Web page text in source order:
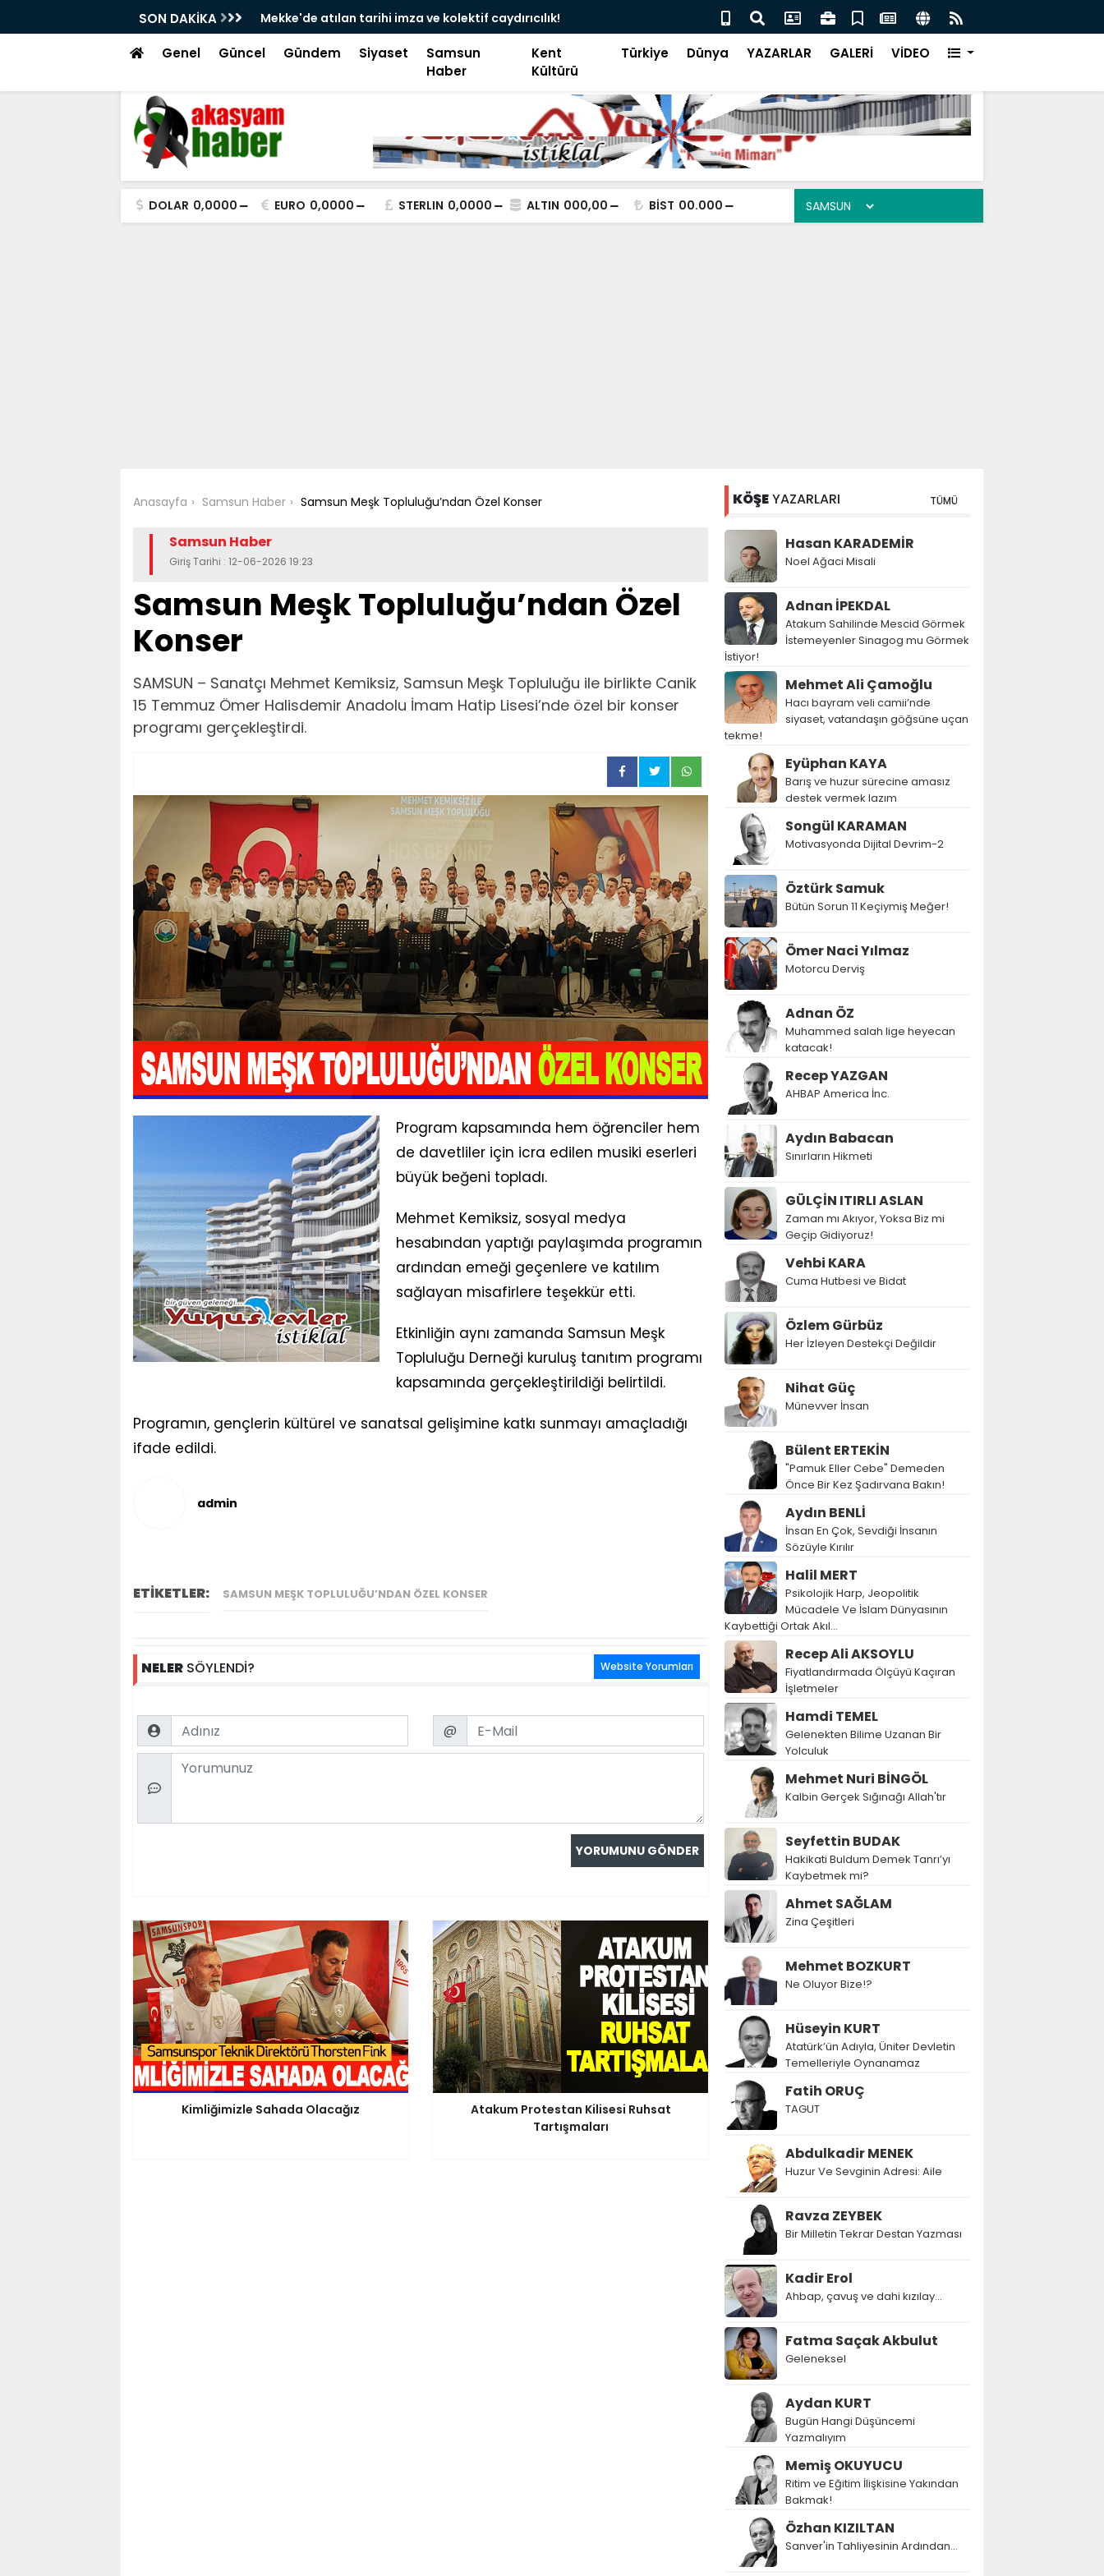
SON DAKİKA
ve kolektif caydırıcılık!
Atakum Sahilinde Mescid Görmek İstemeyenler Sinagog Mu
Görmek İstiyor!
Kimliğimizle Sahada Olacağız
Genel Güncel Gündem Siyaset
Samsun
Haber
Kent
Kültürü
Türkiye Dünya YAZARLAR GALERİ VİDEO
DOLAR 0,0000 EURO 0,0000 STERLIN 0,0000 ALTIN 000,00 BİST 00.000
Anasayfa Samsun Haber Samsun Meşk Topluluğu’ndan Özel Konser
Samsun Haber
Giriş Tarihi : 12-06-2026 19:23
Samsun Meşk Topluluğu’ndan Özel
Konser
SAMSUN – Sanatçı Mehmet Kemiksiz, Samsun Meşk Topluluğu ile birlikte Canik
15 Temmuz Ömer Halisdemir Anadolu İmam Hatip Lisesi’nde özel bir konser
programı gerçekleştirdi.
Program kapsamında hem öğrenciler hem
de davetliler için icra edilen musiki eserleri
büyük beğeni topladı.
Mehmet Kemiksiz, sosyal medya
hesabından yaptığı paylaşımda programın
ardından emeği geçenlere ve katılım
sağlayan misafirlere teşekkür etti.
Etkinliğin aynı zamanda Samsun Meşk
Topluluğu Derneği kuruluş tanıtım programı
kapsamında gerçekleştirildiği belirtildi.
Programın, gençlerin kültürel ve sanatsal gelişimine katkı sunmayı amaçladığı
ifade edildi.
admin
ETİKETLER: SAMSUN MEŞK TOPLULUĞU’NDAN ÖZEL KONSER
NELER SÖYLENDİ? Website Yorumları
Name Email
@
Comment
Kimliğimizle Sahada Olacağız
Atakum Protestan Kilisesi Ruhsat
Tartışmaları
KÖŞEYAZARLARI TÜMÜ
Hasan KARADEMİR
Noel Ağaci Misali
Adnan İPEKDAL
Atakum Sahilinde Mescid Görmek
İstemeyenler Sinagog mu Görmek
İstiyor!
Mehmet Ali Çamoğlu
Hacı bayram veli camii’nde
siyaset, vatandaşın göğsüne uçan
tekme!
Eyüphan KAYA
Barış ve huzur sürecine amasız
destek vermek lazım
Songül KARAMAN
Motivasyonda Dijital Devrim-2
Öztürk Samuk
Bütün Sorun 11 Keçiymiş Meğer!
Ömer Naci Yılmaz
Motorcu Derviş
Adnan ÖZ
Muhammed salah lige heyecan
katacak!
Recep YAZGAN
AHBAP America İnc.
Aydın Babacan
Sınırların Hikmeti
GÜLÇİN ITIRLI ASLAN
Zaman mı Akıyor, Yoksa Biz mi
Geçip Gidiyoruz!
Vehbi KARA
Cuma Hutbesi ve Bidat
Özlem Gürbüz
Her İzleyen Destekçi Değildir
Nihat Güç
Münevver İnsan
Bülent ERTEKİN
"Pamuk Eller Cebe" Demeden
Önce Bir Kez Şadırvana Bakın!
Aydın BENLİ
İnsan En Çok, Sevdiği İnsanın
Sözüyle Kırılır
Halil MERT
Psikolojik Harp, Jeopolitik
Mücadele Ve İslam Dünyasının
Kaybettiği Ortak Akıl…
Recep Ali AKSOYLU
Fiyatlandırmada Ölçüyü Kaçıran
İşletmeler
Hamdi TEMEL
Gelenekten Bilime Uzanan Bir
Yolculuk
Mehmet Nuri BİNGÖL
Kalbin Gerçek Sığınağı Allah'tır
Seyfettin BUDAK
Hakikati Buldum Demek Tanrı’yı
Kaybetmek mi?
Ahmet SAĞLAM
Zina Çeşitleri
Mehmet BOZKURT
Ne Oluyor Bize!?
Hüseyin KURT
Atatürk’ün Adıyla, Üniter Devletin
Temelleriyle Oynanamaz
Fatih ORUÇ
TAGUT
Abdulkadir MENEK
Huzur Ve Sevginin Adresi: Aile
Ravza ZEYBEK
Bir Milletin Tekrar Destan Yazması
Kadir Erol
Ahbap, çavuş ve dahi kızılay...
Fatma Saçak Akbulut
Geleneksel
Aydan KURT
Bugün Hangi Düşüncemi
Yazmalıyım
Memiş OKUYUCU
Ritim ve Eğitim İlişkisine Yakından
Bakmak!
Özhan KIZILTAN
Sanver'in Tahliyesinin Ardından…